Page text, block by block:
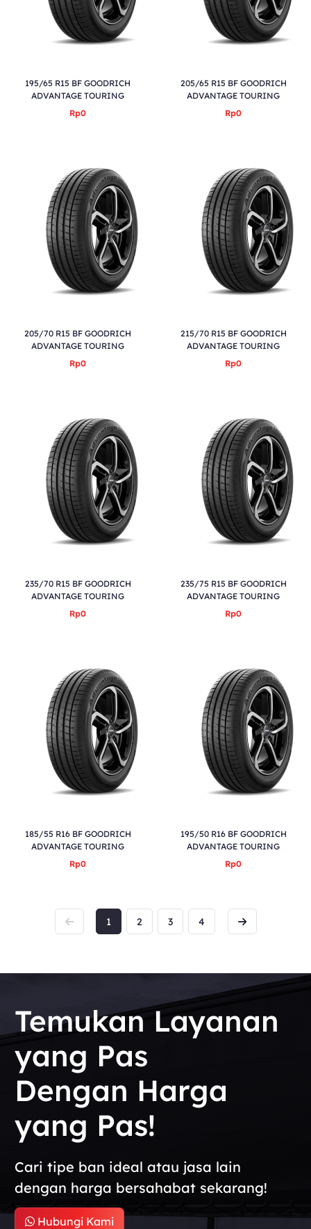
195/65 R15 BF GOODRICH
ADVANTAGE TOURING
Rp0
205/65 R15 BF GOODRICH
ADVANTAGE TOURING
Rp0
205/70 R15 BF GOODRICH
ADVANTAGE TOURING
Rp0
215/70 R15 BF GOODRICH
ADVANTAGE TOURING
Rp0
235/70 R15 BF GOODRICH
ADVANTAGE TOURING
Rp0
235/75 R15 BF GOODRICH
ADVANTAGE TOURING
Rp0
185/55 R16 BF GOODRICH
ADVANTAGE TOURING
Rp0
195/50 R16 BF GOODRICH
ADVANTAGE TOURING
Rp0
1 2 3 4
Temukan Layanan
yang Pas
Dengan Harga
yang Pas!
Cari tipe ban ideal atau jasa lain
dengan harga bersahabat sekarang!
Hubungi Kami